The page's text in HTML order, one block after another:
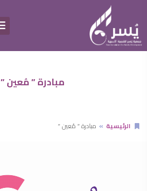
مبادرة ” مُعين ”
الرئيسية مبادرة ” مُعين ”